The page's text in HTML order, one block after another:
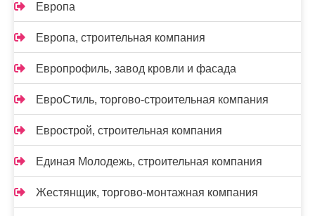
Европа
Европа, строительная компания
Европрофиль, завод кровли и фасада
ЕвроСтиль, торгово-строительная компания
Еврострой, строительная компания
Единая Молодежь, строительная компания
Жестянщик, торгово-монтажная компания